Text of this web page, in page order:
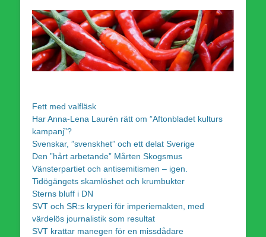
Fett med valfläsk
Har Anna-Lena Laurén rätt om ”Aftonbladet kulturs
kampanj”?
Svenskar, ”svenskhet” och ett delat Sverige
Den ”hårt arbetande” Mårten Skogsmus
Vänsterpartiet och antisemitismen – igen.
Tidögängets skamlöshet och krumbukter
Sterns bluff i DN
SVT och SR:s kryperi för imperiemakten, med
värdelös journalistik som resultat
SVT krattar manegen för en missdådare